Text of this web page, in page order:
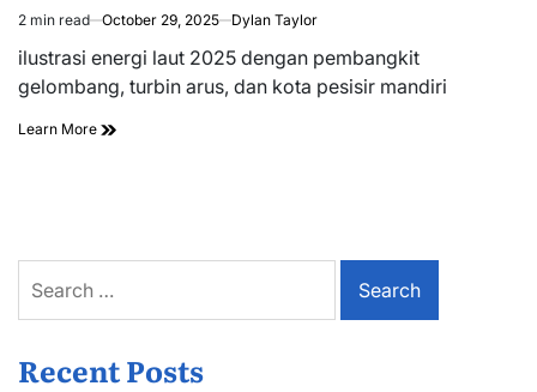
Estimated
read
time
2 min read October 29, 2025 Dylan Taylor
ilustrasi energi laut 2025 dengan pembangkit
gelombang, turbin arus, dan kota pesisir mandiri
Learn More
for:
Recent Posts